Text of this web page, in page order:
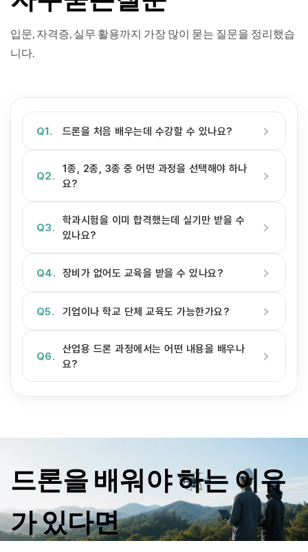
입문, 자격증, 실무 활용까지 가장 많이 묻는 질문을 정리했습
니다.
Q1. 드론을 처음 배우는데 수강할 수 있나요?
Q2.
1종, 2종, 3종 중 어떤 과정을 선택해야 하나
요?
Q3.
학과시험을 이미 합격했는데 실기만 받을 수
있나요?
Q4. 장비가 없어도 교육을 받을 수 있나요?
Q5. 기업이나 학교 단체 교육도 가능한가요?
Q6.
산업용 드론 과정에서는 어떤 내용을 배우나
요?
드론을 배워야 하는 이유
가 있다면